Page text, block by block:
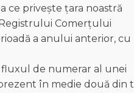
ce privește țara noastră
Comerțului
a anului anterior, cu
fluxul de numerar al unei
în medie două din